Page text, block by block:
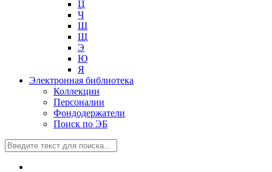
Ц
Ч
Ш
Щ
Э
Ю
Я
Электронная библиотека
Коллекции
Персоналии
Фондодержатели
Поиск по ЭБ